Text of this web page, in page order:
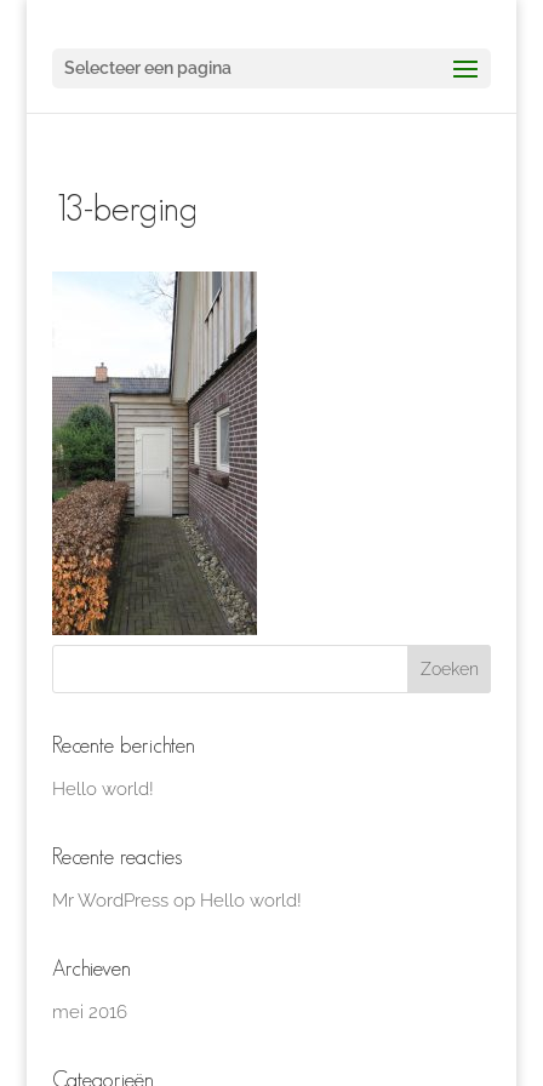
Selecteer een pagina
13-berging
Recente berichten
Hello world!
Recente reacties
Mr WordPressop Hello world!
Archieven
mei 2016
Categorieën